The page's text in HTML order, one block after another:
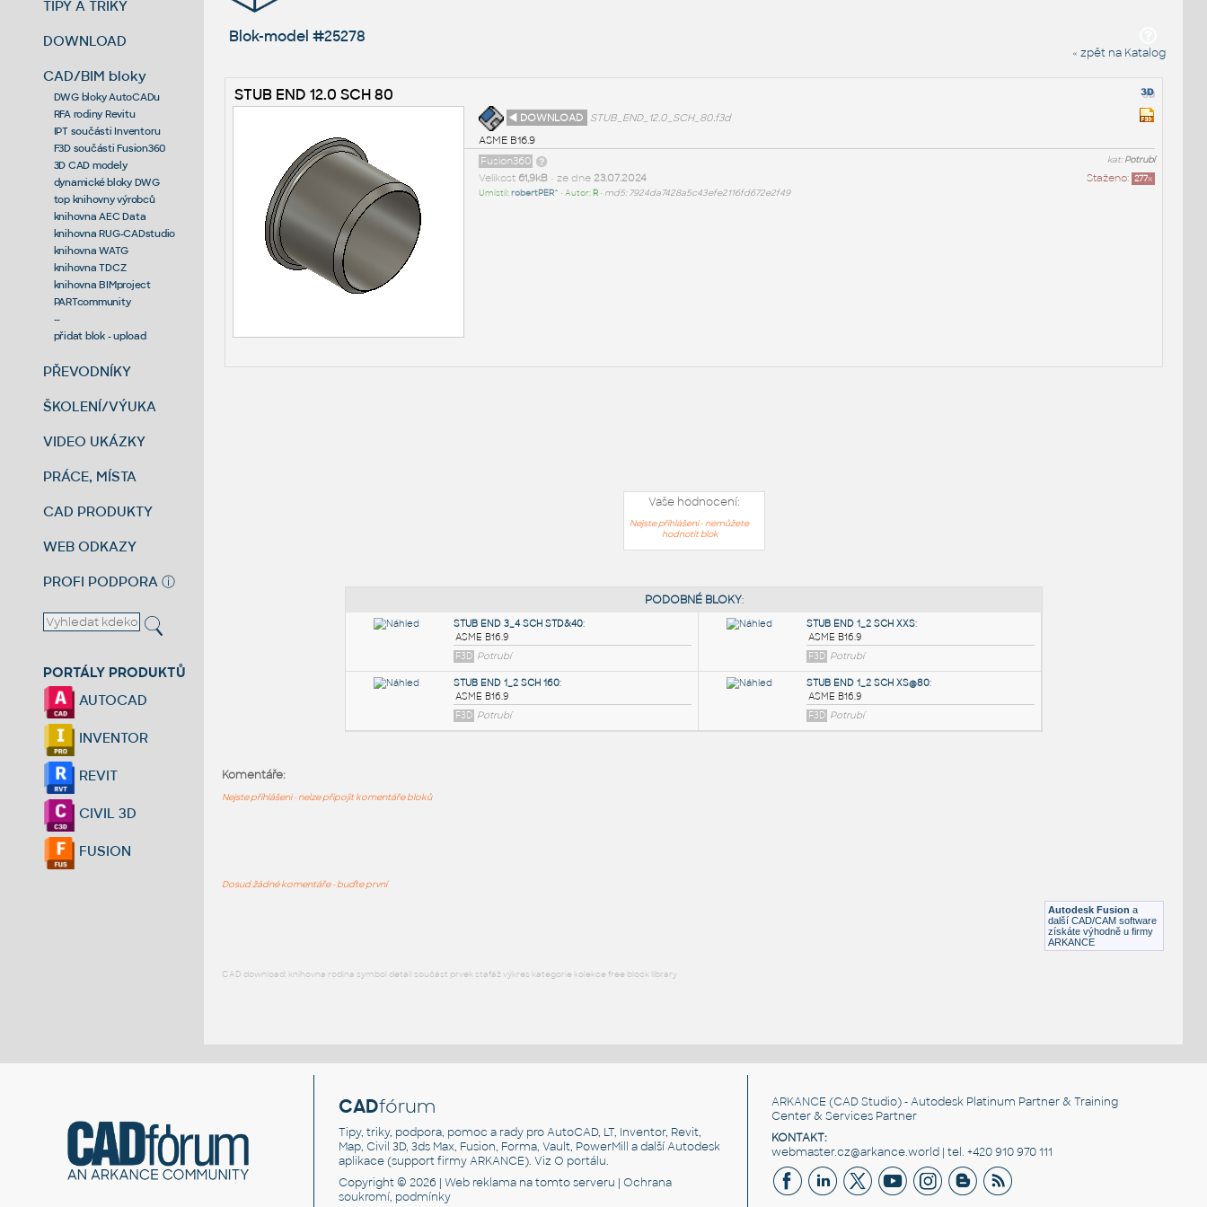
TIPY A TRIKY
DOWNLOAD
CAD/BIM bloky
DWG bloky AutoCADu
RFA rodiny Revitu
IPT součásti Inventoru
F3D součásti Fusion360
3D CAD modely
dynamické bloky DWG
top knihovny výrobců
knihovna AEC Data
knihovna RUG-CADstudio
knihovna WATG
knihovna TDCZ
knihovna BIMproject
PARTcommunity
--
přidat blok - upload
PŘEVODNÍKY
ŠKOLENÍ/VÝUKA
VIDEO UKÁZKY
PRÁCE, MÍSTA
CAD PRODUKTY
WEB ODKAZY
PROFI PODPORA ⓘ
PORTÁLY PRODUKTŮ
AUTOCAD
INVENTOR
REVIT
CIVIL 3D
FUSION
Blok-model #25278
« zpět na Katalog
STUB END 12.0 SCH 80
◄ DOWNLOAD
STUB_END_12.0_SCH_80.f3d
ASME B16.9
kat:Potrubí
Fusion360
Staženo: 277x
Velikost 61,9kB• ze dne 23.07.2024
Umístil:robertPER^ • Autor: R• md5: 7924da7428a5c43efe2116fd672e2f49
Vaše hodnocení:
Nejste přihlášeni - nemůžete
hodnotit blok
Autodesk Fusion a
další CAD/CAM software
získáte výhodně u firmy
ARKANCE
Komentáře:
Nejste přihlášeni - nelze připojit komentáře bloků
Dosud žádné komentáře - buďte první
CAD download: knihovna rodina symbol detail součást prvek stafáž výkres kategorie kolekce free block library
CADfórum
Tipy, triky, podpora, pomoc a rady pro AutoCAD, LT, Inventor, Revit,
Map, Civil 3D, 3ds Max, Fusion, Forma, Vault, PowerMill a další Autodesk
aplikace (support firmy ARKANCE). VizO portálu.
Copyright © 2026 |Web reklama na tomto serveru |Ochrana
soukromí, podmínky
ARKANCE (CAD Studio) - Autodesk Platinum Partner & Training
Center & Services Partner
KONTAKT:
webmaster.cz@arkance.world | tel. +420 910 970 111